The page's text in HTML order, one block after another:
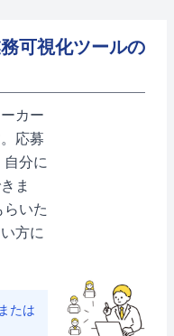
可視化ツールの
カー
応募
自分に
ま
いた
方に
たは